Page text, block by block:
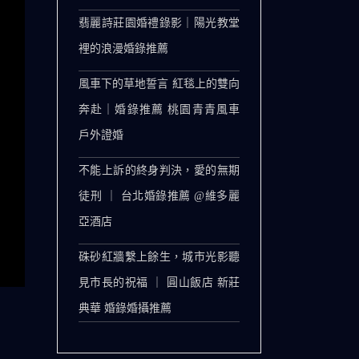
翡麗詩莊園婚禮錄影｜陽光教堂
裡的浪漫婚錄推薦
風車下的草地誓言 紅毯上的雙向
奔赴｜婚錄推薦 桃園青青風車
戶外證婚
不能上訴的終身判決，愛的無期
徒刑 ｜ 台北婚錄推薦 @維多麗
亞酒店
硃砂紅牆繫上餘生，城市光影聽
見市長的祝福 ｜ 圓山飯店 新莊
典華 婚錄婚攝推薦